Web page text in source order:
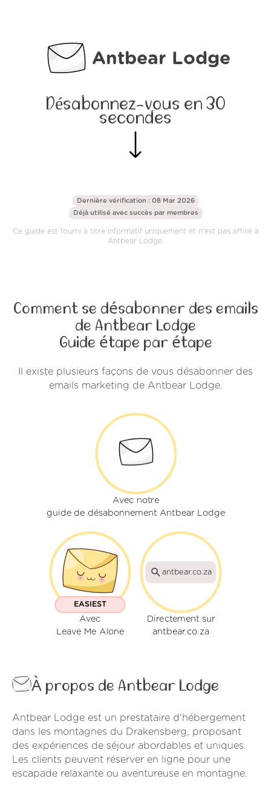
Antbear Lodge
Désabonnez-vous en 30
secondes
Dernière vérification : 08 Mar 2026
Déjà utilisé avec succès par membres
Ce guide est fourni à titre informatif uniquement et n'est pas affilié à
Antbear Lodge.
Comment se désabonner des emails
de Antbear Lodge
Guide étape par étape
Il existe plusieurs façons de vous désabonner des
emails marketing de Antbear Lodge.
Avec notre
guide de désabonnement Antbear Lodge
EASIEST
Avec
Leave Me Alone
antbear.co.za
Directement sur
antbear.co.za
À propos de Antbear Lodge
Antbear Lodge est un prestataire d'hébergement
dans les montagnes du Drakensberg, proposant
des expériences de séjour abordables et uniques.
Les clients peuvent réserver en ligne pour une
escapade relaxante ou aventureuse en montagne.